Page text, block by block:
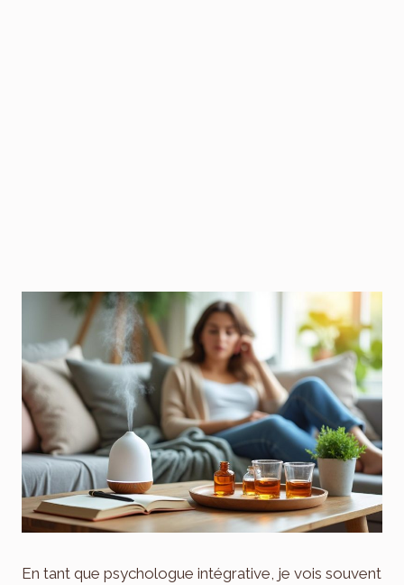
En tant que psychologue intégrative, je vois souvent